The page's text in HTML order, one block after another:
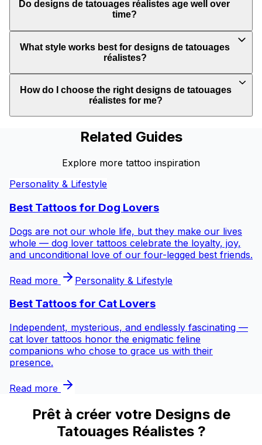
Do designs de tatouages réalistes age well over
time?
What style works best for designs de tatouages
réalistes?
How do I choose the right designs de tatouages
réalistes for me?
Related Guides
Explore more tattoo inspiration
Personality & Lifestyle
Best Tattoos for Dog Lovers
Dogs are not our whole life, but they make our lives
whole — dog lover tattoos celebrate the loyalty, joy,
and unconditional love of our four-legged best friends.
Read more Personality & Lifestyle
Best Tattoos for Cat Lovers
Independent, mysterious, and endlessly fascinating —
cat lover tattoos honor the enigmatic feline
companions who chose to grace us with their
presence.
Read more
Prêt à créer votre Designs de
Tatouages Réalistes ?